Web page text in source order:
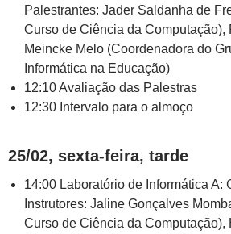
Palestrantes: Jader Saldanha de
Curso de Ciência da Computação),
Meincke Melo (Coordenadora do
Informática na Educação)
12:10 Avaliação das Palestras
12:30 Intervalo para o almoço
25/02, sexta-feira, tarde
14:00 Laboratório de Informática A:
Instrutores: Jaline Gonçalves
Curso de Ciência da Computação),